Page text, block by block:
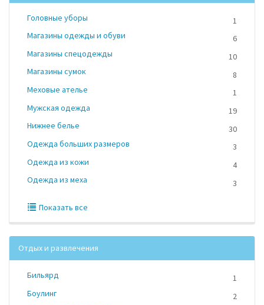
Головные уборы
1
Магазины одежды и обуви
6
Магазины спецодежды
10
Магазины сумок
8
Меховые ателье
1
Мужская одежда
19
Нижнее белье
30
Одежда больших размеров
3
Одежда из кожи
4
Одежда из меха
3
Показать все
Отдых и развлечения
Бильярд
1
Боулинг
2